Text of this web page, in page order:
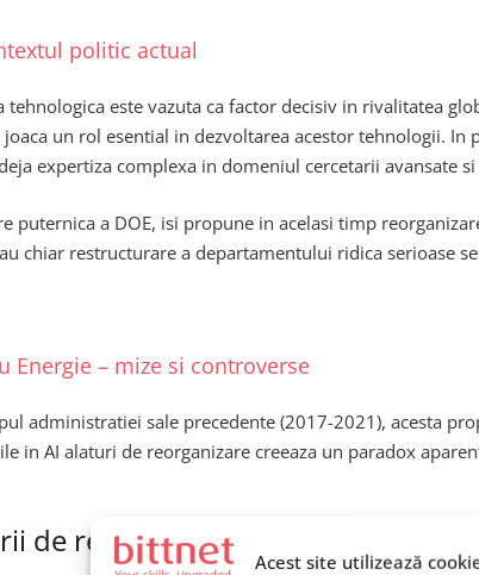
Acest site utilizează
politic actual
este vazuta ca factor decisiv in rivalitatea
un rol esential in dezvoltarea acestor tehnologii.
expertiza complexa in domeniul cercetarii avansate
puternica a DOE, isi propune in acelasi timp
chiar restructurare a departamentului ridica serioase
Energie – mize si controverse
administratiei sale precedente (2017-2021), acesta
in AI alaturi de reorganizare creeaza un paradox
de restructurare?